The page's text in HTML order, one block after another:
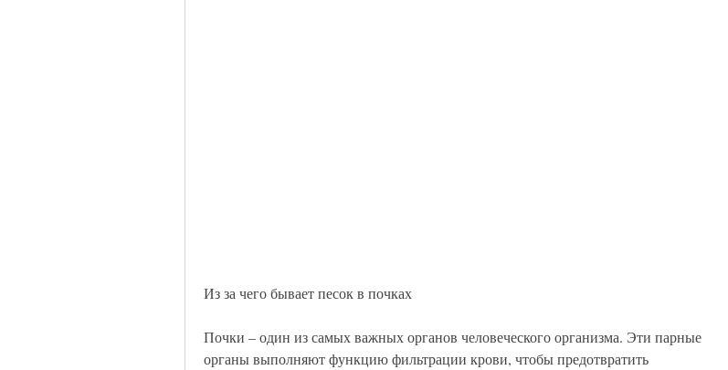
Из за чего бывает песок в почках
Почки – один из самых важных органов человеческого организма. Эти парные
органы выполняют функцию фильтрации крови, чтобы предотвратить